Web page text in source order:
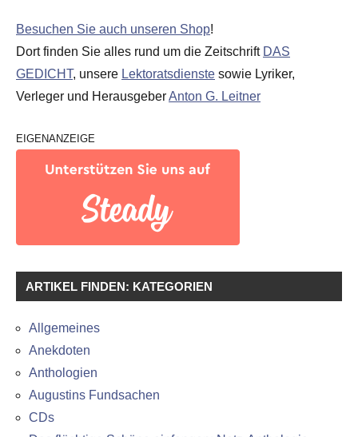
Besuchen Sie auch unseren Shop!
Dort finden Sie alles rund um die Zeitschrift DAS
GEDICHT, unsere Lektoratsdienste sowie Lyriker,
Verleger und HerausgeberAnton G. Leitner
EIGENANZEIGE
ARTIKEL FINDEN: KATEGORIEN
Allgemeines
Anekdoten
Anthologien
Augustins Fundsachen
CDs